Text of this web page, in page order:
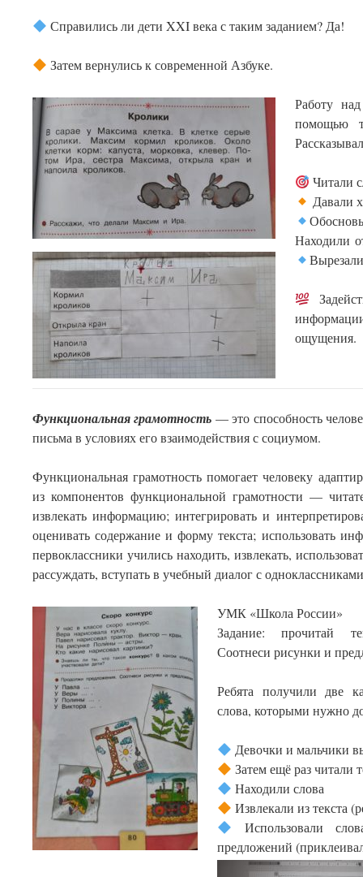
Справились ли дети XXI века с таким заданием? Да!
Затем вернулись к современной Азбуке.
Работу
помощью
Читали
Давали
Находили
ощущения.
Функциональная грамотность — это способность
письма в условиях его взаимодействия с социумом.
Функциональная грамотность помогает человеку
из компонентов функциональной грамотности —
извлекать информацию; интегрировать и
оценивать содержание и форму текста; использовать
первоклассники учились находить, извлекать,
рассуждать, вступать в учебный диалог с
УМК «Школа России»
Задание: прочитай
Соотнеси рисунки и
Ребята получили две
слова, которыми нужно
Девочки и мальчики
Затем ещё раз читали
Находили слова
Извлекали из текста
Использовали
предложений